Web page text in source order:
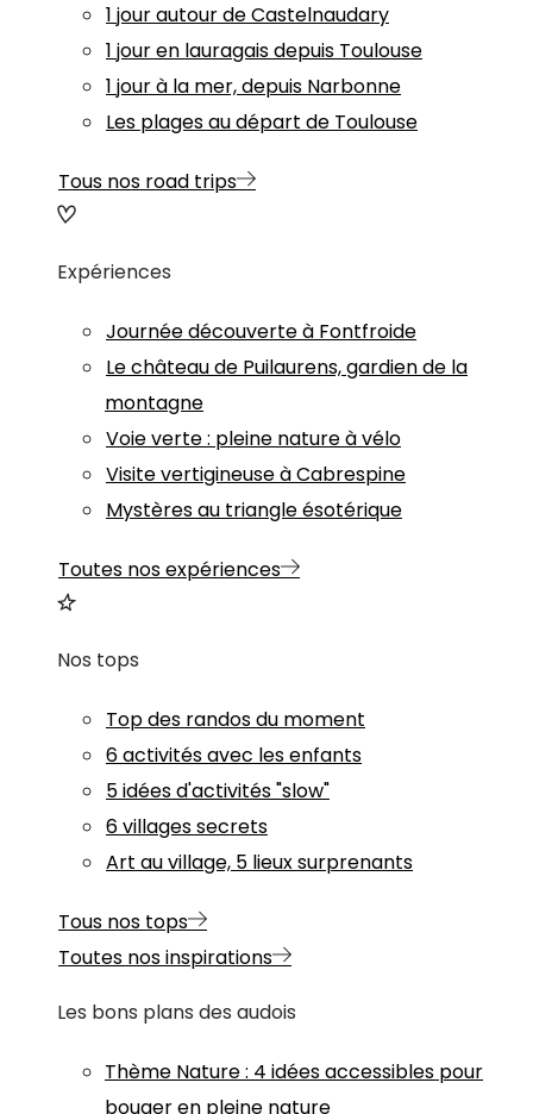
1 jour autour de Castelnaudary
1 jour en lauragais depuis Toulouse
1 jour à la mer, depuis Narbonne
Les plages au départ de Toulouse
Tous nos road trips
Expériences
Journée découverte à Fontfroide
Le château de Puilaurens, gardien de la
montagne
Voie verte : pleine nature à vélo
Visite vertigineuse à Cabrespine
Mystères au triangle ésotérique
Toutes nos expériences
Nos tops
Top des randos du moment
6 activités avec les enfants
5 idées d'activités "slow"
6 villages secrets
Art au village, 5 lieux surprenants
Tous nos tops
Toutes nos inspirations
Les bons plans des audois
Thème Nature: 4 idées accessibles pour
bouger en pleine nature